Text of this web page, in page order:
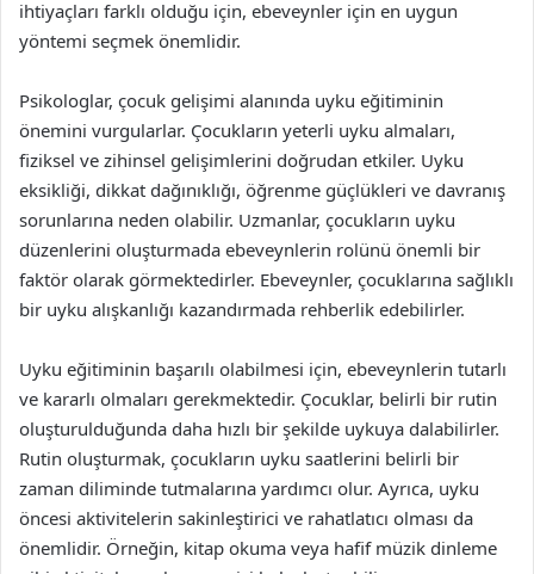
ihtiyaçları farklı olduğu için, ebeveynler için en uygun
yöntemi seçmek önemlidir.
Psikologlar, çocuk gelişimi alanında uyku eğitiminin
önemini vurgularlar. Çocukların yeterli uyku almaları,
fiziksel ve zihinsel gelişimlerini doğrudan etkiler. Uyku
eksikliği, dikkat dağınıklığı, öğrenme güçlükleri ve davranış
sorunlarına neden olabilir. Uzmanlar, çocukların uyku
düzenlerini oluşturmada ebeveynlerin rolünü önemli bir
faktör olarak görmektedirler. Ebeveynler, çocuklarına sağlıklı
bir uyku alışkanlığı kazandırmada rehberlik edebilirler.
Uyku eğitiminin başarılı olabilmesi için, ebeveynlerin tutarlı
ve kararlı olmaları gerekmektedir. Çocuklar, belirli bir rutin
oluşturulduğunda daha hızlı bir şekilde uykuya dalabilirler.
Rutin oluşturmak, çocukların uyku saatlerini belirli bir
zaman diliminde tutmalarına yardımcı olur. Ayrıca, uyku
öncesi aktivitelerin sakinleştirici ve rahatlatıcı olması da
önemlidir. Örneğin, kitap okuma veya hafif müzik dinleme